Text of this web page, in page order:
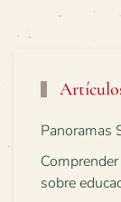
Panoramas
sobre